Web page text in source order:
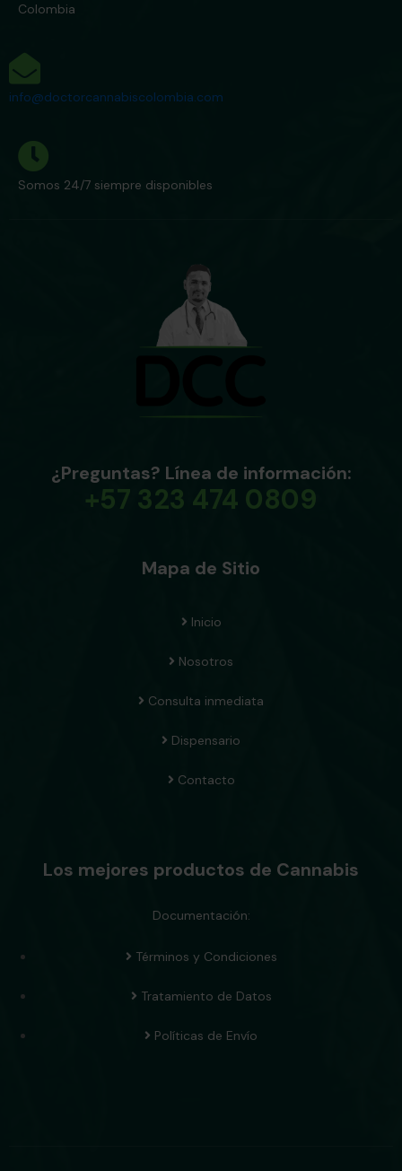
Colombia
info@doctorcannabiscolombia.com
Somos 24/7 siempre disponibles
¿Preguntas? Línea de información:
+57 323 474 0809
Mapa de Sitio
Inicio
Nosotros
Consulta inmediata
Dispensario
Contacto
Los mejores productos de Cannabis
Documentación:
Términos y Condiciones
Tratamiento de Datos
Políticas de Envío